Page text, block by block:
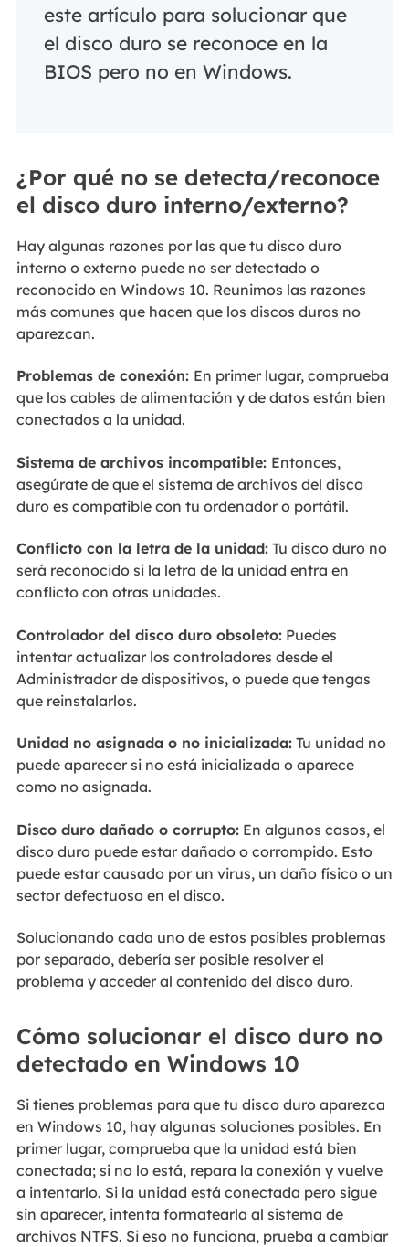
este artículo para solucionar que
el disco duro se reconoce en la
BIOS pero no en Windows.
¿Por qué no se detecta/reconoce
el disco duro interno/externo?
Hay algunas razones por las que tu disco duro
interno o externo puede no ser detectado o
reconocido en Windows 10. Reunimos las razones
más comunes que hacen que los discos duros no
aparezcan.
Problemas de conexión: En primer lugar, comprueba
que los cables de alimentación y de datos están bien
conectados a la unidad.
Sistema de archivos incompatible: Entonces,
asegúrate de que el sistema de archivos del disco
duro es compatible con tu ordenador o portátil.
Conflicto con la letra de la unidad:Tu disco duro no
será reconocido si la letra de la unidad entra en
conflicto con otras unidades.
Controlador del disco duro obsoleto:Puedes
intentar actualizar los controladores desde el
Administrador de dispositivos, o puede que tengas
que reinstalarlos.
Unidad no asignada o no inicializada:Tu unidad no
puede aparecer si no está inicializada o aparece
como no asignada.
Disco duro dañado o corrupto:En algunos casos, el
disco duro puede estar dañado o corrompido. Esto
puede estar causado por un virus, un daño físico o un
sector defectuoso en el disco.
Solucionando cada uno de estos posibles problemas
por separado, debería ser posible resolver el
problema y acceder al contenido del disco duro.
Cómo solucionar el disco duro no
detectado en Windows 10
Si tienes problemas para que tu disco duro aparezca
en Windows 10, hay algunas soluciones posibles. En
primer lugar, comprueba que la unidad está bien
conectada; si no lo está, repara la conexión y vuelve
a intentarlo. Si la unidad está conectada pero sigue
sin aparecer, intenta formatearla al sistema de
archivos NTFS. Si eso no funciona, prueba a cambiar